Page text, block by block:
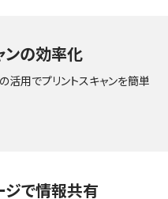
ンの効率化
活用でプリントスキャンを簡単
ジで情報共有